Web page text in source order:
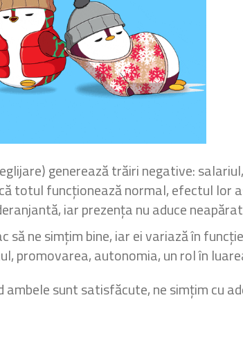
generează trăiri negative:
totul funcționează normal, efectul lor
iar prezența nu aduce
să ne simțim bine, iar ei variază în
promovarea, autonomia, un rol în
sunt satisfăcute, ne simțim cu